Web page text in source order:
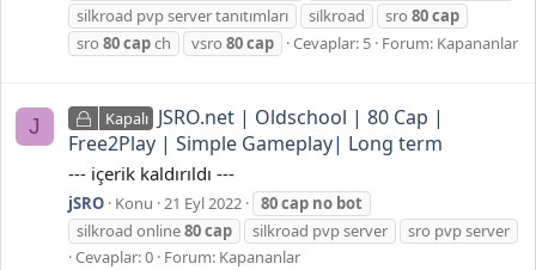
silkroad pvp server tanıtımları
si̇lkroad sro 80cap
sro 80capch vsro 80cap Cevaplar: 5 Forum: Kapananlar
J Kapalı JSRO.net | Oldschool | 80 Cap |
Free2Play | Simple Gameplay| Long term
--- içerik kaldırıldı ---
jSRO Konu 21 Eyl 2022 80cap no bot
silkroad online80cap silkroad pvp server
sro pvp server
Cevaplar: 0 Forum: Kapananlar